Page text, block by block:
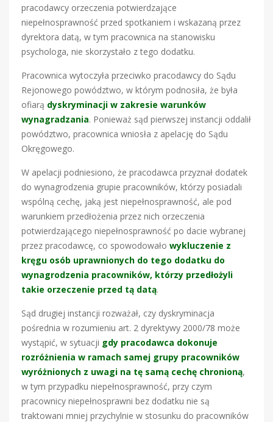
pracodawcy orzeczenia potwierdzające
niepełnosprawność przed spotkaniem i wskazaną przez
dyrektora datą, w tym pracownica na stanowisku
psychologa, nie skorzystało z tego dodatku.
Pracownica wytoczyła przeciwko pracodawcy do Sądu
Rejonowego powództwo, w którym podnosiła, że była
ofiarą dyskryminacji w zakresie warunków
wynagradzania. Ponieważ sąd pierwszej instancji oddalił
powództwo, pracownica wniosła z apelację do Sądu
Okręgowego.
W apelacji podniesiono, że pracodawca przyznał dodatek
do wynagrodzenia grupie pracowników, którzy posiadali
wspólną cechę, jaką jest niepełnosprawność, ale pod
warunkiem przedłożenia przez nich orzeczenia
potwierdzającego niepełnosprawność po dacie wybranej
przez pracodawcę, co spowodowało wykluczenie z
kręgu osób uprawnionych do tego dodatku do
wynagrodzenia pracowników, którzy przedłożyli
takie orzeczenie przed tą datą.
Sąd drugiej instancji rozważał, czy dyskryminacja
pośrednia w rozumieniu art. 2 dyrektywy 2000/78 może
wystąpić, w sytuacji gdy pracodawca dokonuje
rozróżnienia w ramach samej grupy pracowników
wyróżnionych z uwagi na tę samą cechę chronioną,
w tym przypadku niepełnosprawność, przy czym
pracownicy niepełnosprawni bez dodatku nie są
traktowani mniej przychylnie w stosunku do pracowników